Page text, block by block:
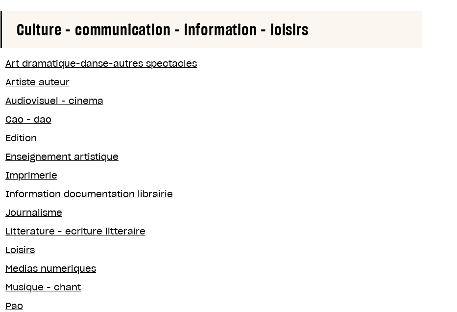
Culture - communication - information - loisirs
Art dramatique-danse-autres spectacles
Artiste auteur
Audiovisuel - cinema
Cao - dao
Edition
Enseignement artistique
Imprimerie
Information documentation librairie
Journalisme
Litterature - ecriture litteraire
Loisirs
Medias numeriques
Musique - chant
Pao